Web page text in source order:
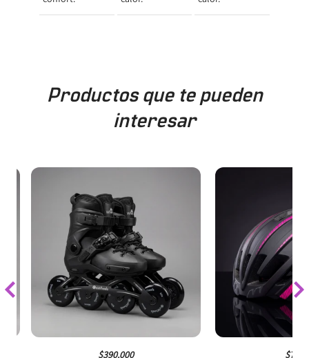
Productos que te pueden
interesar
$390.000